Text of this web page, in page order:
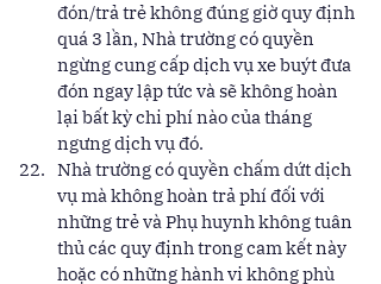
đón/trả trẻ không đúng giờ quy định
quá 3 lần, Nhà trường có quyền
ngừng cung cấp dịch vụ xe buýt đưa
đón ngay lập tức và sẽ không hoàn
lại bất kỳ chi phí nào của tháng
ngưng dịch vụ đó.
Nhà trường có quyền chấm dứt dịch
vụ mà không hoàn trả phí đối với
những trẻ và Phụ huynh không tuân
thủ các quy định trong cam kết này
hoặc có những hành vi không phù